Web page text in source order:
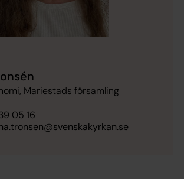
Mariestads församling
05 16